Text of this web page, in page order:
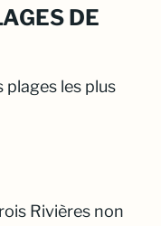
DE
plages les plus
Rivières non